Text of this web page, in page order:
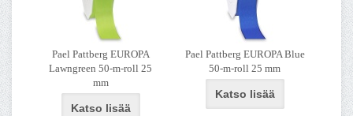
Pael Pattberg EUROPA
Lawngreen 50-m-roll 25
mm
Katso lisää
Pael Pattberg EUROPA Blue
50-m-roll 25 mm
Katso lisää